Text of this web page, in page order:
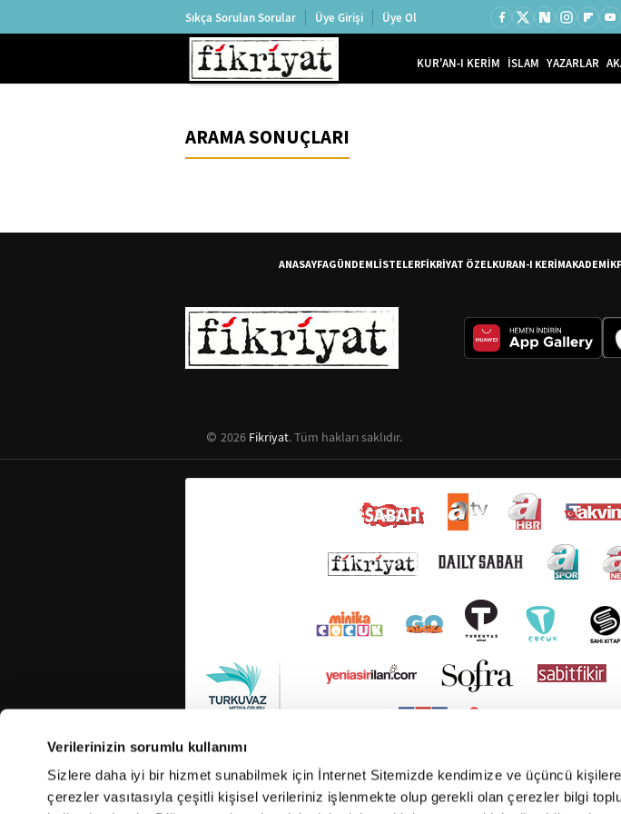
Verilerinizin sorumlu kullanımı
Sizlere daha iyi bir hizmet sunabilmek için İnternet Sitemizde kendimize ve üçüncü
çerezler vasıtasıyla çeşitli kişisel verileriniz işlenmekte olup gerekli olan çerezler bilgi
Sıkça Sorulan Sorular Üye Girişi Üye Ol
KUR'AN-I KERİM İSLAM YAZARLAR
ARAMA SONUÇLARI
ANASAYFAGÜNDEMLİSTELERFİKRİYAT ÖZELKURAN-I KERİMAKADEMİK
2026 Fikriyat. Tüm hakları saklıdır.